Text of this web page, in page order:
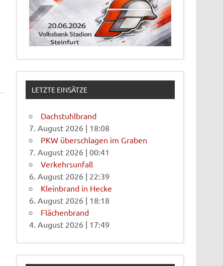
LETZTE EINSÄTZE
Dachstuhlbrand
7. August 2026 | 18:08
PKW überschlagen im Graben
7. August 2026 |00:41
Verkehrsunfall
6. August 2026 | 22:39
Kleinbrand in Hecke
6. August 2026 | 18:18
Flächenbrand
4. August 2026 | 17:49